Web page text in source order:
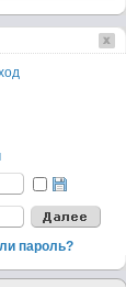
пароль?